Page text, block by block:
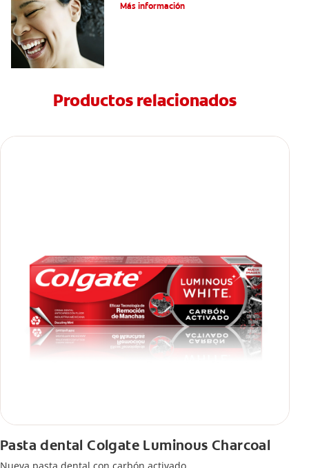
Más información
Productos relacionados
Pasta dental Colgate Luminous Charcoal